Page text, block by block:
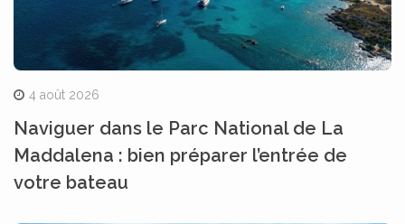
4 août 2026
Naviguer dans le Parc National de La
Maddalena : bien préparer l’entrée de
votre bateau